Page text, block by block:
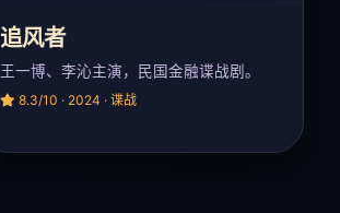
追风者
王一博、李沁主演，民国金融谍战剧。
8.3/10 · 2024 · 谍战